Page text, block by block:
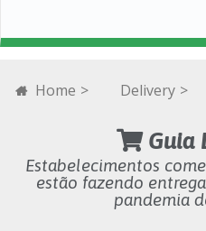
Home > Delivery >
Guia
Estabelecimentos
estão fazendo
pandemia